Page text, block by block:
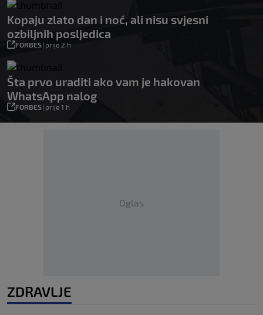
Kopaju zlato dan i noć, ali nisu svjesni
ozbiljnih posljedica
FORBES| prije 2 h
Šta prvo uraditi ako vam je hakovan
WhatsApp nalog
FORBES| prije 1 h
Oglas
ZDRAVLJE